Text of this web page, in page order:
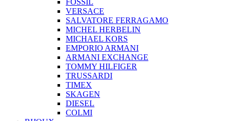
FOSSIL
VERSACE
SALVATORE FERRAGAMO
MICHEL HERBELIN
MICHAEL KORS
EMPORIO ARMANI
ARMANI EXCHANGE
TOMMY HILFIGER
TRUSSARDI
TIMEX
SKAGEN
DIESEL
COLMI